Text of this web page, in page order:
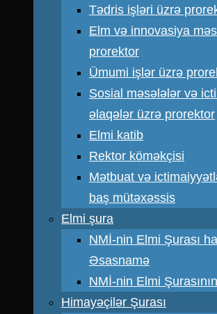
Tədris işləri üzrə
Elm və innovasiya
prorektor
Ümumi işlər üzrə
Sosial məsələlər və
əlaqələr üzrə prorektor
Elmi katib
Rektor köməkçisi
Mətbuat və
baş mütəxəssis
Elmi şura
NMİ-nin Elmi Şurası
Əsasnamə
NMİ-nin Elmi
Himayəçilər Şurası